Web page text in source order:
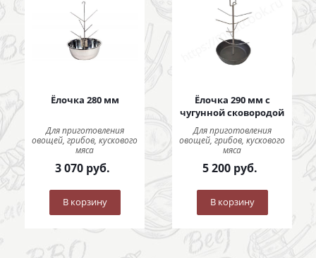
Ёлочка 280 мм
Для приготовления
овощей, грибов, кускового
мяса
3 070руб.
В корзину
Ёлочка 290 мм с
чугунной сковородой
Для приготовления
овощей, грибов, кускового
мяса
5 200руб.
В корзину